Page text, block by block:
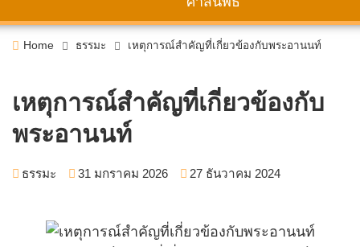
Home ธรรมะ เหตุการณ์สำคัญที่เกี่ยวข้องกับพระอานนท์
เหตุการณ์สำคัญที่เกี่ยวข้องกับ
พระอานนท์
ธรรมะ 31 มกราคม 2026 27 ธันวาคม 2024